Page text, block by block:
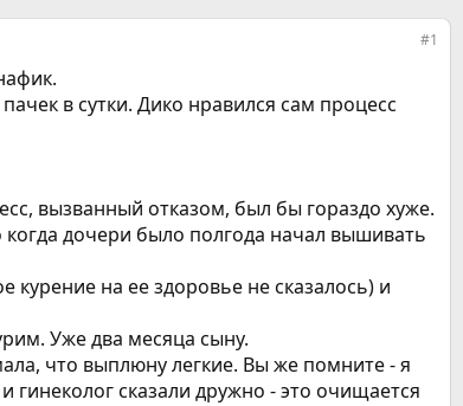
#1
в сутки. Дико нравился сам процесс
вызванный отказом, был бы гораздо хуже.
дочери было полгода начал вышивать
на ее здоровье не сказалось) и
Уже два месяца сыну.
что выплюну легкие. Вы же помните - я
сказали дружно - это очищается